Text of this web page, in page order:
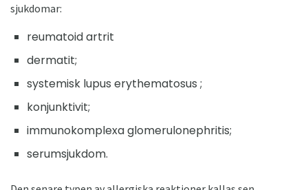
sjukdomar:
reumatoid artrit
dermatit;
systemisk lupus erythematosus ;
konjunktivit;
immunokomplexa glomerulonephritis;
serumsjukdom.